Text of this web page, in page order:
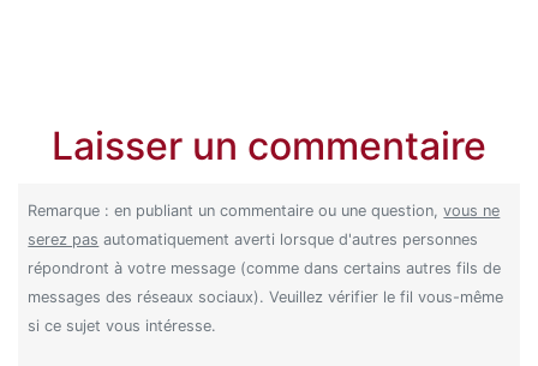
Laisser un commentaire
Remarque : en publiant un commentaire ou une question,vous ne
serez pas automatiquement averti lorsque d'autres personnes
répondront à votre message (comme dans certains autres fils de
messages des réseaux sociaux). Veuillez vérifier le fil vous-même
si ce sujet vous intéresse.